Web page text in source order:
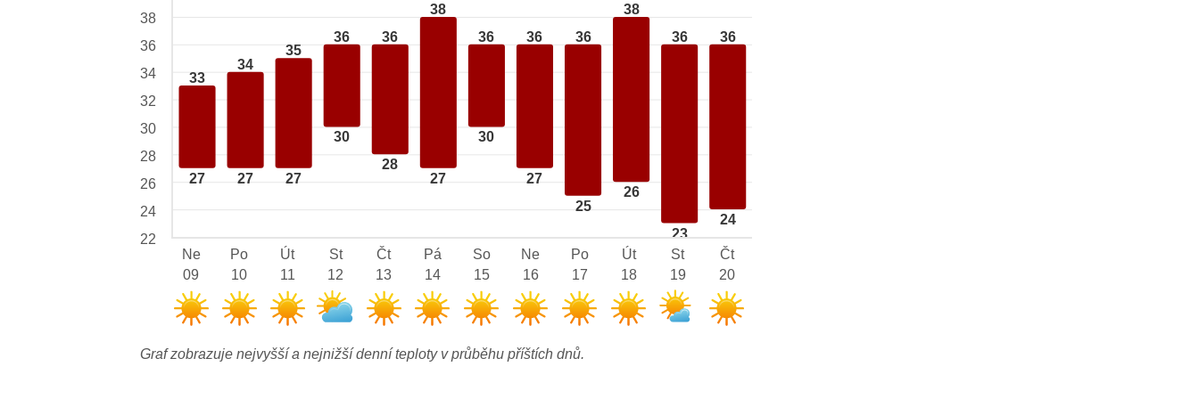
33
27
34
27
35
27
36
30
36
28
38
27
36
30
36
27
36
25
38
26
36
23
36
24
38
36
34
32
30
28
26
24
22
Ne
09
Po
10
Út
11
St
12
Čt
13
Pá
14
So
15
Ne
16
Po
17
Út
18
St
19
Čt
20
Graf zobrazuje nejvyšší a nejnižší denní teploty v průběhu příštích dnů.